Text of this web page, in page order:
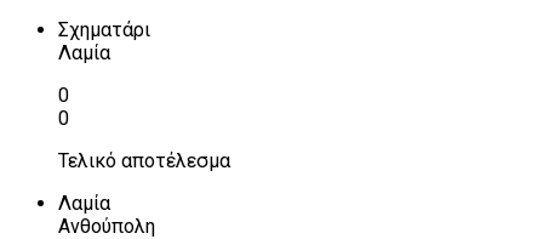
Σχηματάρι
Λαμία
0
0
Τελικό αποτέλεσμα
Λαμία
Ανθούπολη